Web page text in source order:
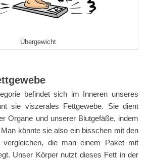
Übergewicht
befindet sich im Inneren unseres
sie viszerales Fettgewebe. Sie dient
Organe und unserer Blutgefäße, indem
könnte sie also ein bisschen mit den
vergleichen, die man einem Paket mit
Unser Körper nutzt dieses Fett in der